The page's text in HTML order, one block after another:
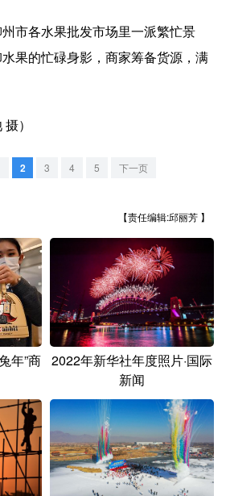
乐 时尚 悦读
林 上海 江苏
徽 福建 江西
南 湖北 湖南
西 海南 重庆
肃 青海 宁夏
古 黑龙江
各水果批发市场里一派繁忙景
果的忙碌身影，商家筹备货源，满
）
2 3 4 5 下一页
【责任编辑:邱丽芳 】
年”商 2022年新华社年度照片·国际
新闻